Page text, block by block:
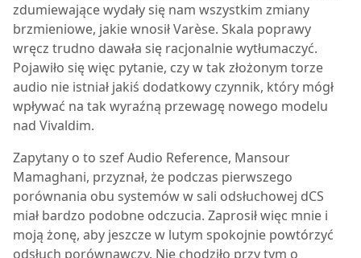
zdumiewające wydały się nam wszystkim zmiany
brzmieniowe, jakie wnosił Varèse. Skala poprawy
wręcz trudno dawała się racjonalnie wytłumaczyć.
Pojawiło się więc pytanie, czy w tak złożonym torze
audio nie istniał jakiś dodatkowy czynnik, który mógł
wpływać na tak wyraźną przewagę nowego modelu
nad Vivaldim.
Zapytany o to szef Audio Reference, Mansour
Mamaghani, przyznał, że podczas pierwszego
porównania obu systemów w sali odsłuchowej dCS
miał bardzo podobne odczucia. Zaprosił więc mnie i
moją żonę, aby jeszcze w lutym spokojnie powtórzyć
odsłuch porównawczy. Nie chodziło przy tym o